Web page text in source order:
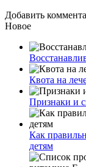
Добавить
Новое
Квота на
Признаки и
Как
детям